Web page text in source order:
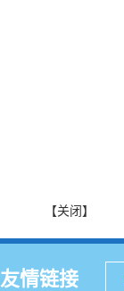
【关闭】
友情链接